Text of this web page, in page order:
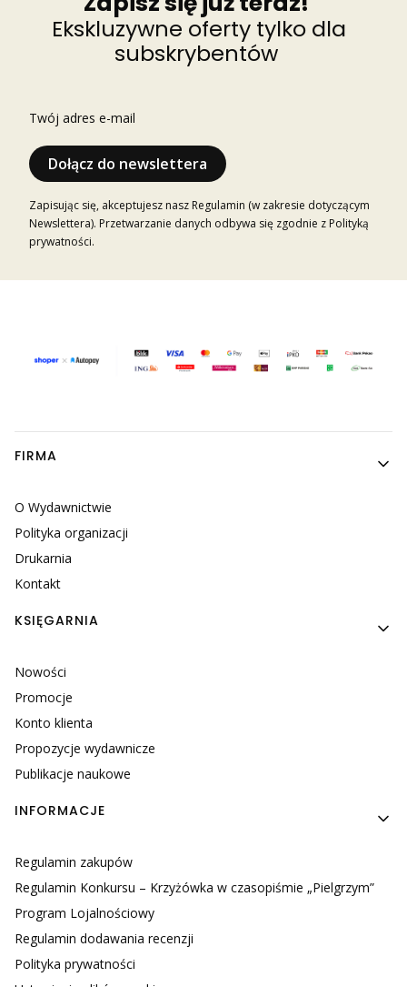
Ekskluzywne oferty tylko dla
subskrybentów
Twój adres e-mail
Dołącz do newslettera
Zapisując się, akceptujesz nasz Regulamin (w zakresie dotyczącym
Newslettera). Przetwarzanie danych odbywa się zgodnie z Polityką
prywatności.
Linki w stopce
FIRMA
O Wydawnictwie
Polityka organizacji
Drukarnia
Kontakt
KSIĘGARNIA
Nowości
Promocje
Konto klienta
Propozycje wydawnicze
Publikacje naukowe
INFORMACJE
Regulamin zakupów
Regulamin Konkursu – Krzyżówka w czasopiśmie „Pielgrzym”
Program Lojalnościowy
Regulamin dodawania recenzji
Polityka prywatności